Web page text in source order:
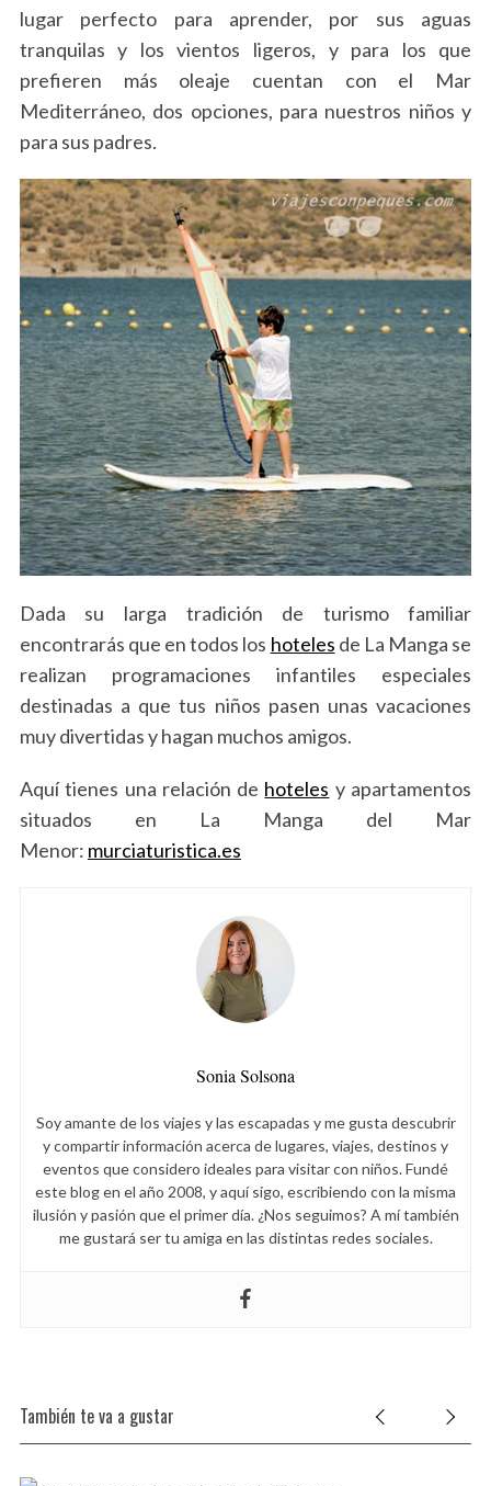
lugar perfecto para aprender, por sus aguas
tranquilas y los vientos ligeros, y para los que
prefieren más oleaje cuentan con el Mar
Mediterráneo, dos opciones, para nuestros niños y
para sus padres.
Dada su larga tradición de turismo familiar
encontrarás que en todos los hoteles de La Manga se
realizan programaciones infantiles especiales
destinadas a que tus niños pasen unas vacaciones
muy divertidas y hagan muchos amigos.
Aquí tienes una relación de hoteles y apartamentos
situados en La Manga del Mar
Menor: murciaturistica.es
Sonia Solsona
Soy amante de los viajes y las escapadas y me gusta descubrir
y compartir información acerca de lugares, viajes, destinos y
eventos que considero ideales para visitar con niños. Fundé
este blog en el año 2008, y aquí sigo, escribiendo con la misma
ilusión y pasión que el primer día. ¿Nos seguimos? A mí también
me gustará ser tu amiga en las distintas redes sociales.
También te va a gustar